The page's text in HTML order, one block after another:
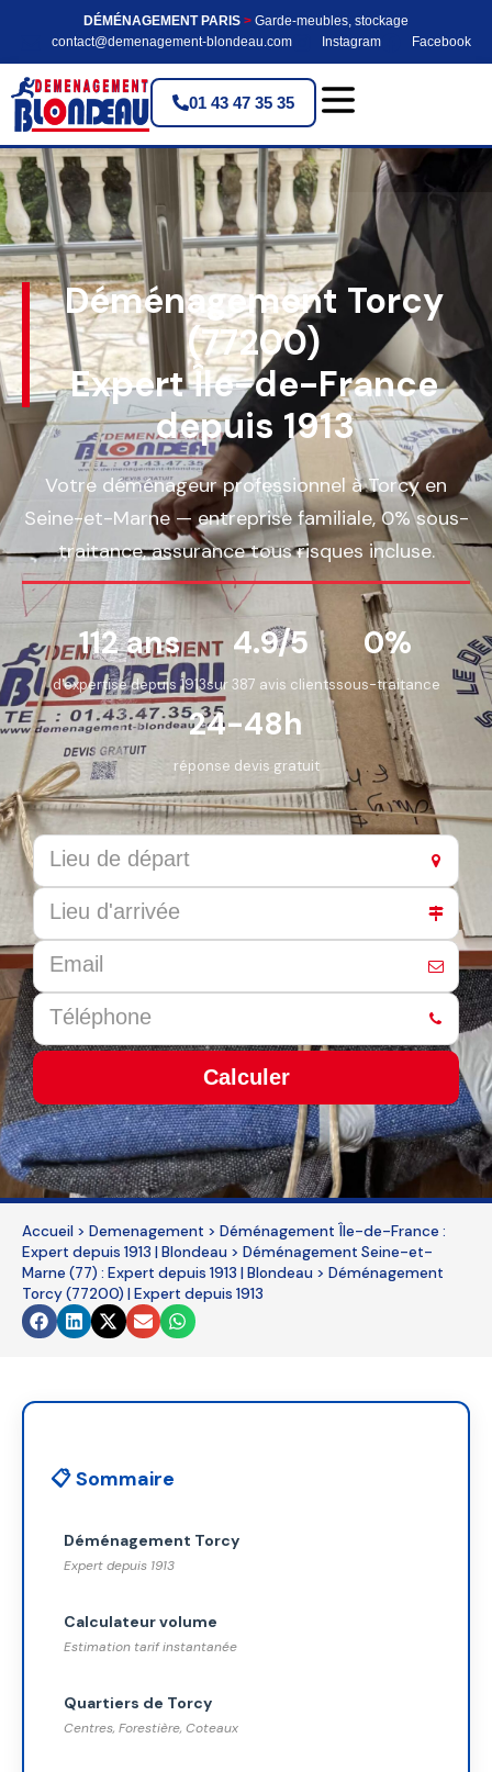
DÉMÉNAGEMENT PARIS > Garde-meubles, stockage
contact@demenagement-blondeau.com
Instagram Facebook
01 43 47 35 35
Déménagement Torcy
(77200)
Expert Île-de-France
depuis 1913
Votre déménageur professionnel à Torcy en
Seine-et-Marne — entreprise familiale, 0% sous-
traitance, assurance tous risques incluse.
112 ans
d'expertise depuis 1913
4.9/5
sur 387 avis clients
0%
sous-traitance
24-48h
réponse devis gratuit
Calculer
This
field
should
left
blank
Accueil > Demenagement > Déménagement Île-de-France :
Expert depuis 1913 | Blondeau > Déménagement Seine-et-
Marne (77) : Expert depuis 1913 | Blondeau > Déménagement
Torcy (77200) | Expert depuis 1913
📋 Sommaire
Déménagement Torcy
Expert depuis 1913
Calculateur volume
Estimation tarif instantanée
Quartiers de Torcy
Centres, Forestière, Coteaux